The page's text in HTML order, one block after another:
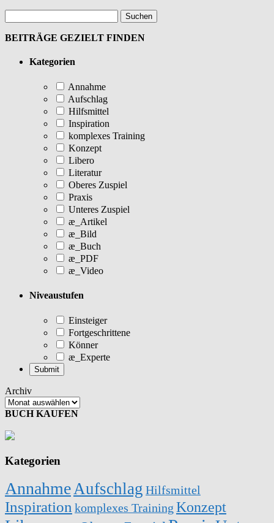
BEITRÄGE GEZIELT FINDEN
Kategorien
Annahme
Aufschlag
Hilfsmittel
Inspiration
komplexes Training
Konzept
Libero
Literatur
Oberes Zuspiel
Praxis
Unteres Zuspiel
æ_Artikel
æ_Bild
æ_Buch
æ_PDF
æ_Video
Niveaustufen
Einsteiger
Fortgeschrittene
Könner
æ_Experte
Archiv
BUCH KAUFEN
Kategorien
AnnahmeAufschlag Hilfsmittel
Inspiration komplexes Training Konzept